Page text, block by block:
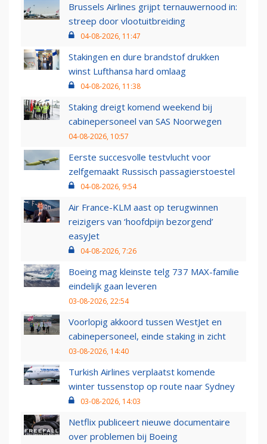
Brussels Airlines grijpt ternauwernood in:
streep door vlootuitbreiding
04-08-2026, 11:47
Stakingen en dure brandstof drukken
winst Lufthansa hard omlaag
04-08-2026, 11:38
Staking dreigt komend weekend bij
cabinepersoneel van SAS Noorwegen
04-08-2026, 10:57
Eerste succesvolle testvlucht voor
zelfgemaakt Russisch passagierstoestel
04-08-2026, 9:54
Air France-KLM aast op terugwinnen
reizigers van ‘hoofdpijn bezorgend’
easyJet
04-08-2026, 7:26
Boeing mag kleinste telg 737 MAX-familie
eindelijk gaan leveren
03-08-2026, 22:54
Voorlopig akkoord tussen WestJet en
cabinepersoneel, einde staking in zicht
03-08-2026, 14:40
Turkish Airlines verplaatst komende
winter tussenstop op route naar Sydney
03-08-2026, 14:03
Netflix publiceert nieuwe documentaire
over problemen bij Boeing